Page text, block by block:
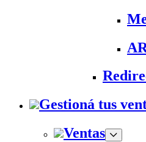
Gestioná tus
Ventas